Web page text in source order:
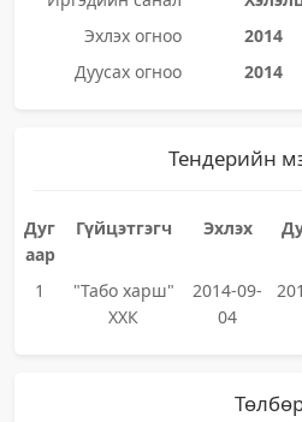
Эхлэх огноо
2014
Дуусах огноо
2014
Тендерийн
Дуг
аар
Гүйцэтгэгч Эхлэх
1
"Табо харш"
ХХК
2014-09-
04